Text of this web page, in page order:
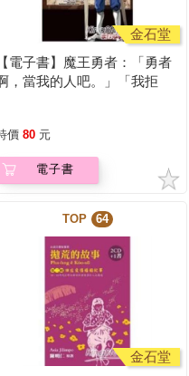
金石堂
【電子書】魔王勇者：「勇者
，當我的人吧。」「我拒
價 80 元
電子書
TOP 64
金石堂